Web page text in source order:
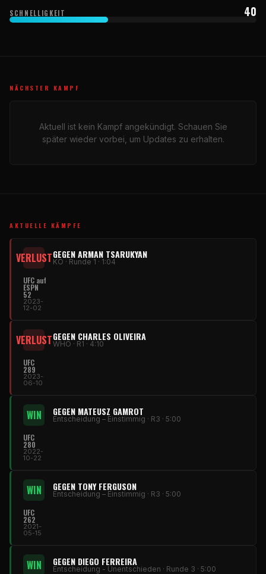
SCHNELLIGKEIT 40
NÄCHSTER KAMPF
Aktuell ist kein Kampf angekündigt. Schauen Sie
später wieder vorbei, um Updates zu erhalten.
AKTUELLE KÄMPFE
VERLUSTGEGEN ARMAN TSARUKYAN
KO · Runde 1 · 1:04
UFC auf
ESPN
52
2023-
12-02
VERLUSTGEGEN CHARLES OLIVEIRA
WHO · R1 · 4:10
UFC
289
2023-
06-10
WIN GEGEN MATEUSZ GAMROT
Entscheidung – Einstimmig · R3 · 5:00
UFC
280
2022-
10-22
WIN GEGEN TONY FERGUSON
Entscheidung – Einstimmig · R3 · 5:00
UFC
262
2021-
05-15
WIN GEGEN DIEGO FERREIRA
Entscheidung - Unentschieden · Runde 3 · 5:00